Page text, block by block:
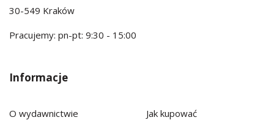
30-549 Kraków
Pracujemy: pn-pt: 9:30 - 15:00
Informacje
O wydawnictwie
Jak kupować